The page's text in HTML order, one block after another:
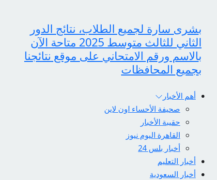
بشرى سارة لجميع الطلاب، نتائج الدور
الثاني للثالث متوسط 2025 متاحة الآن
بالاسم ورقم الامتحاني على موقع نتائجنا
بجميع المحافظات
أهم الأخبار
صحيفة الأحساء اون لاين
حقيبة الأخبار
القاهرة اليوم نيوز
أخبار بلس 24
أخبار التعليم
أخبار السعودية